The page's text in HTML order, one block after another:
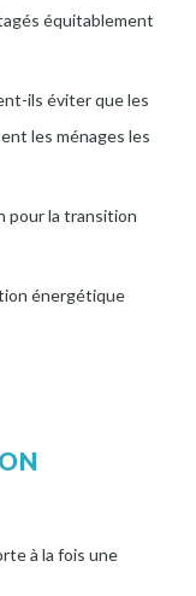
équitablement
ils éviter que les
les ménages les
pour la transition
énergétique
à la fois une